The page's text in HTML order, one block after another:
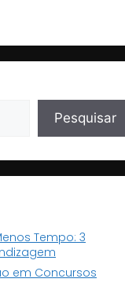
Pesquisar
Tempo: 3
em Concursos